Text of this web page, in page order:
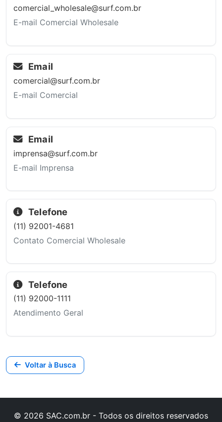
comercial_wholesale@surf.com.br
E-mail Comercial Wholesale
Email
comercial@surf.com.br
E-mail Comercial
Email
imprensa@surf.com.br
E-mail Imprensa
Telefone
(11) 92001-4681
Contato Comercial Wholesale
Telefone
(11) 92000-1111
Atendimento Geral
Voltar à Busca
© 2026 SAC.com.br - Todos os direitos reservados